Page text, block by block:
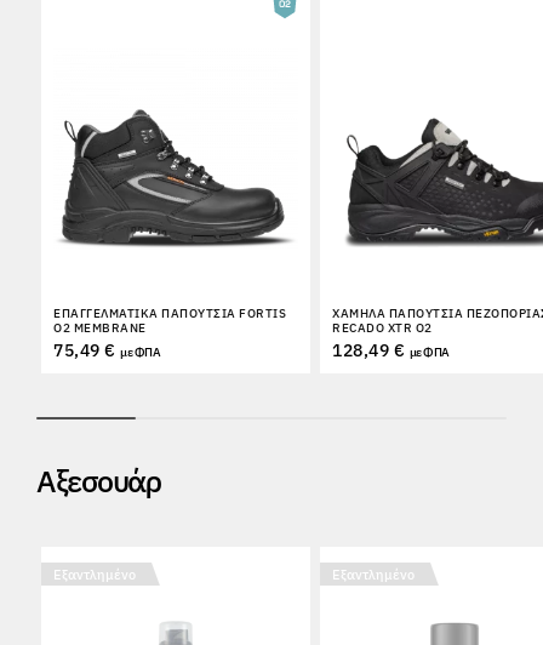
ΕΠΑΓΓΕΛΜΑΤΙΚΆ ΠΑΠΟΎΤΣΙΑ FORTIS
O2 MEMBRANE
75,49 € με ΦΠΑ
ΧΑΜΗΛΆ ΠΑΠΟΎΤΣΙΑ
RECADO XTR O2
128,49 € με ΦΠΑ
Αξεσουάρ
Εξαντλημένο Εξαντλημένο